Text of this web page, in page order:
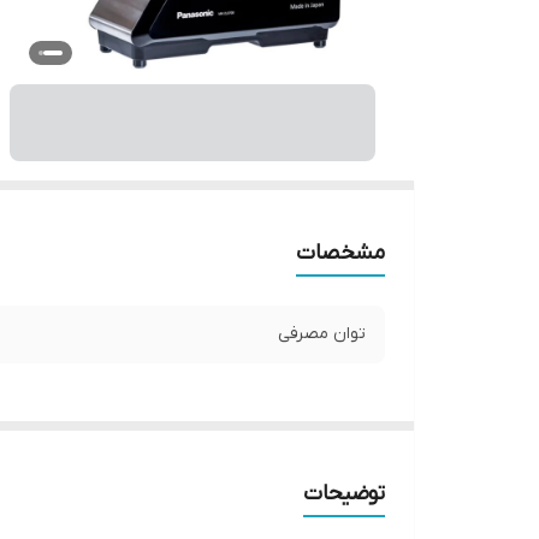
مشخصات
توان مصرفی
توضیحات